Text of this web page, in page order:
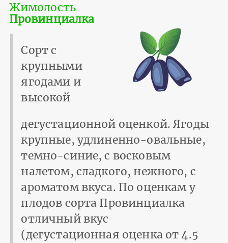
Жимолость
Провинциалка
Сорт с
крупными
ягодами и
высокой
дегустационной оценкой. Ягоды
крупные, удлиненно-овальные,
темно-синие, с восковым
налетом, сладкого, нежного, с
ароматом вкуса. По оценкам у
плодов сорта Провинциалка
отличный вкус
(дегустационная оценка от 4.5